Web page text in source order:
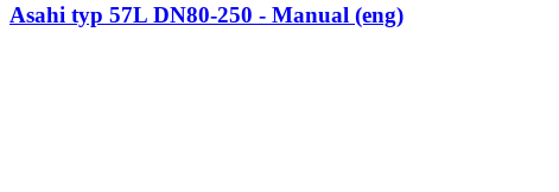
Asahi typ 57L DN80-250 - Manual (eng)